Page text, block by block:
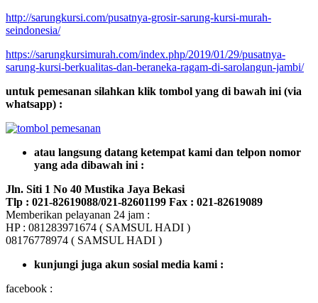
http://sarungkursi.com/pusatnya-grosir-sarung-kursi-murah-
seindonesia/
https://sarungkursimurah.com/index.php/2019/01/29/pusatnya-
sarung-kursi-berkualitas-dan-beraneka-ragam-di-sarolangun-jambi/
untuk pemesanan silahkan klik tombol yang di bawah ini (via
whatsapp) :
atau langsung datang ketempat kami dan telpon nomor
yang ada dibawah ini :
Jln. Siti 1 No 40 Mustika Jaya Bekasi
Tlp : 021-82619088/021-82601199 Fax : 021-82619089
Memberikan pelayanan 24 jam :
HP : 081283971674 ( SAMSUL HADI )
08176778974 ( SAMSUL HADI )
kunjungi juga akun sosial media kami :
facebook :